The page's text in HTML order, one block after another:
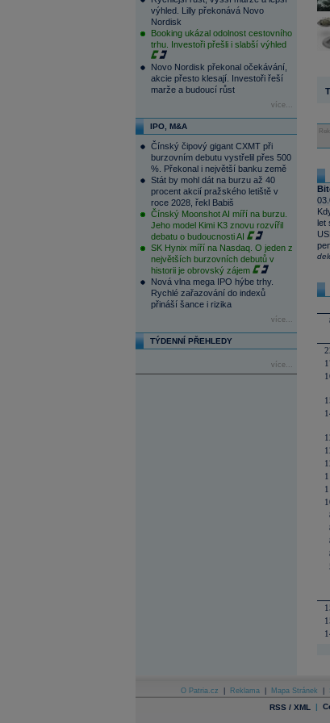
výhled. Lilly překonává Novo
Nordisk
Booking ukázal odolnost cestovního
trhu. Investoři přešli i slabší výhled
Novo Nordisk překonal očekávání,
akcie přesto klesají. Investoři řeší
marže a budoucí růst
více...
IPO, M&A
Čínský čipový gigant CXMT při
burzovním debutu vystřelil přes 500
%. Překonal i největší banku země
Stát by mohl dát na burzu až 40
procent akcií pražského letiště v
roce 2028, řekl Babiš
Čínský Moonshot AI míří na burzu.
Jeho model Kimi K3 znovu rozvířil
debatu o budoucnosti AI
SK Hynix míří na Nasdaq. O jeden z
největších burzovních debutů v
historii je obrovský zájem
Nová vlna mega IPO hýbe trhy.
Rychlé zařazování do indexů
přináší šance i rizika
více...
TÝDENNÍ PŘEHLEDY
více...
let
O Patria.cz Reklama Mapa Stránek
RSS / XML |